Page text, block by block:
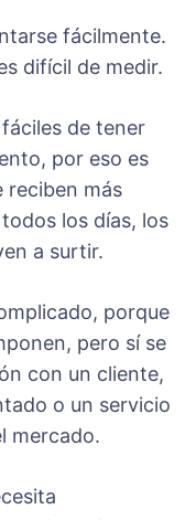
fácilmente.
difícil de medir.
de tener
por eso es
reciben más
los días, los
a surtir.
porque
pero sí se
con un cliente,
o un servicio
mercado.